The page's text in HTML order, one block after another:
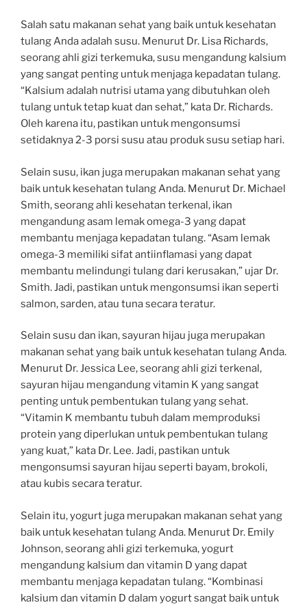
Salah satu makanan sehat yang baik untuk kesehatan
tulang Anda adalah susu. Menurut Dr. Lisa Richards,
seorang ahli gizi terkemuka, susu mengandung kalsium
yang sangat penting untuk menjaga kepadatan tulang.
“Kalsium adalah nutrisi utama yang dibutuhkan oleh
tulang untuk tetap kuat dan sehat,” kata Dr. Richards.
Oleh karena itu, pastikan untuk mengonsumsi
setidaknya 2-3 porsi susu atau produk susu setiap hari.
Selain susu, ikan juga merupakan makanan sehat yang
baik untuk kesehatan tulang Anda. Menurut Dr. Michael
Smith, seorang ahli kesehatan terkenal, ikan
mengandung asam lemak omega-3 yang dapat
membantu menjaga kepadatan tulang. “Asam lemak
omega-3 memiliki sifat antiinflamasi yang dapat
membantu melindungi tulang dari kerusakan,” ujar Dr.
Smith. Jadi, pastikan untuk mengonsumsi ikan seperti
salmon, sarden, atau tuna secara teratur.
Selain susu dan ikan, sayuran hijau juga merupakan
makanan sehat yang baik untuk kesehatan tulang Anda.
Menurut Dr. Jessica Lee, seorang ahli gizi terkenal,
sayuran hijau mengandung vitamin K yang sangat
penting untuk pembentukan tulang yang sehat.
“Vitamin K membantu tubuh dalam memproduksi
protein yang diperlukan untuk pembentukan tulang
yang kuat,” kata Dr. Lee. Jadi, pastikan untuk
mengonsumsi sayuran hijau seperti bayam, brokoli,
atau kubis secara teratur.
Selain itu, yogurt juga merupakan makanan sehat yang
baik untuk kesehatan tulang Anda. Menurut Dr. Emily
Johnson, seorang ahli gizi terkemuka, yogurt
mengandung kalsium dan vitamin D yang dapat
membantu menjaga kepadatan tulang. “Kombinasi
kalsium dan vitamin D dalam yogurt sangat baik untuk